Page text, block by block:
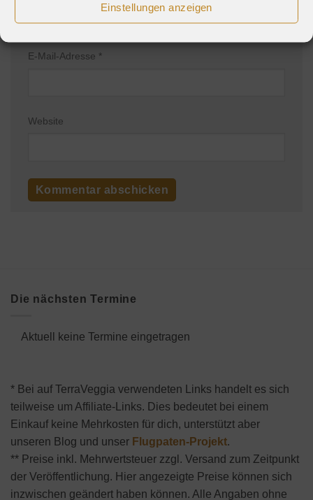
Einstellungen anzeigen
E-Mail-Adresse *
Website
Die nächsten Termine
Aktuell keine Termine eingetragen
* Bei auf TerraVeggia verwendeten Links handelt es sich
teilweise um Affiliate-Links. Dies bedeutet bei einem
Einkauf keine Mehrkosten für dich, unterstützt aber
unseren Blog und unser Flugpaten-Projekt.
** Preise inkl. Mehrwertsteuer zzgl. Versand zum Zeitpunkt
der Veröffentlichung. Hier angezeigte Preise können sich
inzwischen geändert haben können. Alle Angaben ohne